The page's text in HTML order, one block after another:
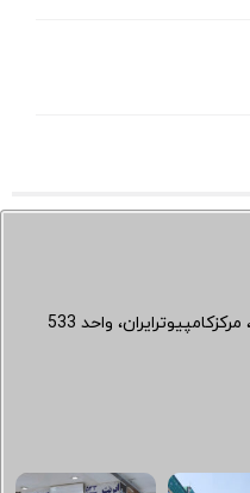
واحد 533